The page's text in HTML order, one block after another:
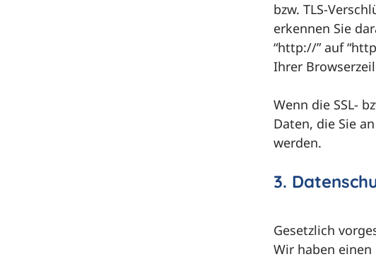
bzw. TLS-
erkennen Sie
“http://” auf
Ihrer
Wenn die SSL-
Daten, die Sie
werden.
3.
Gesetzlich
Wir haben